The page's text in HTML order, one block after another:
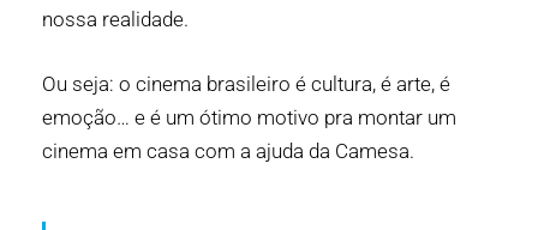
nossa realidade.
Ou seja: o cinema brasileiro é cultura, é arte, é
emoção… e é um ótimo motivo pra montar um
cinema em casa com a ajuda da Camesa.